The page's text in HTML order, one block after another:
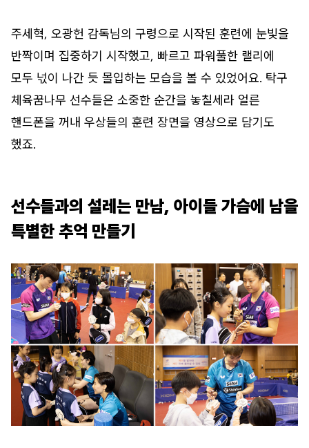
주세혁, 오광헌 감독님의 구령으로 시작된 훈련에 눈빛을
반짝이며 집중하기 시작했고, 빠르고 파워풀한 랠리에
모두 넋이 나간 듯 몰입하는 모습을 볼 수 있었어요. 탁구
체육꿈나무 선수들은 소중한 순간을 놓칠세라 얼른
핸드폰을 꺼내 우상들의 훈련 장면을 영상으로 담기도
했죠.
선수들과의 설레는 만남, 아이들 가슴에 남을
특별한 추억 만들기